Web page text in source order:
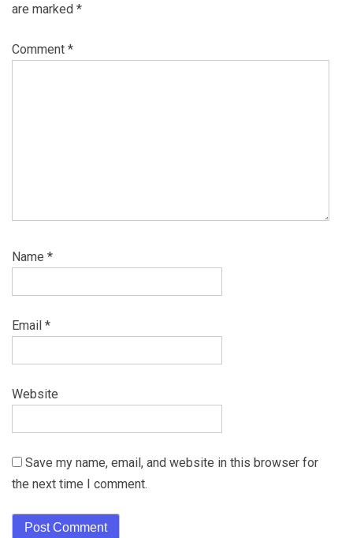
are marked *
Comment *
Name *
Email *
Website
Save my name, email, and website in this browser for
the next time I comment.